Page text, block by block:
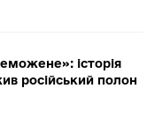
історія
російський полон